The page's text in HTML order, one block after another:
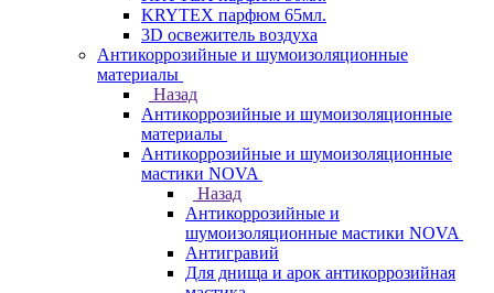
KRYTEX парфюм 65мл.
3D освежитель воздуха
Антикоррозийные и шумоизоляционные
материалы
Назад
Антикоррозийные и шумоизоляционные
материалы
Антикоррозийные и шумоизоляционные
мастики NOVA
Назад
Антикоррозийные и
шумоизоляционные мастики NOVA
Антигравий
Для днища и арок антикоррозийная